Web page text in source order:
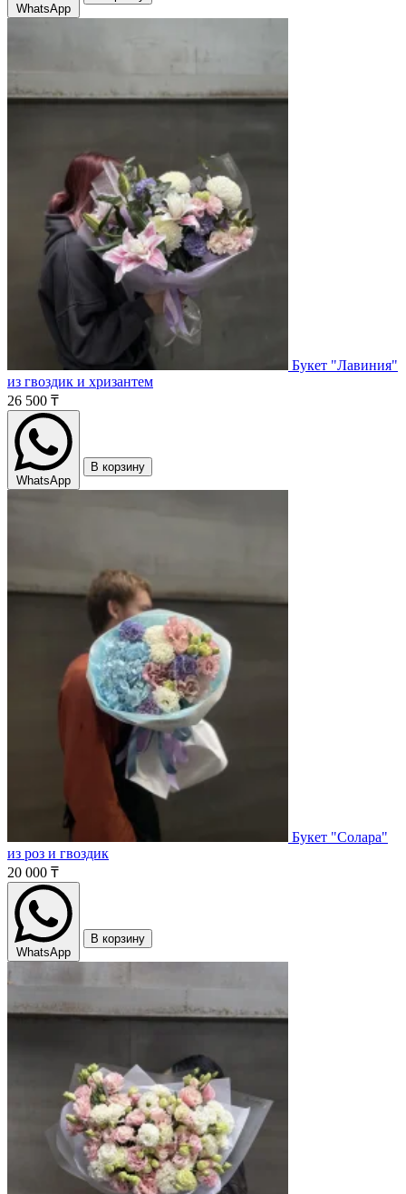
WhatsApp
Букет "Лавиния"
из гвоздик и хризантем
26 500 ₸
WhatsApp
В корзину
Букет "Солара"
из роз и гвоздик
20 000 ₸
WhatsApp
В корзину